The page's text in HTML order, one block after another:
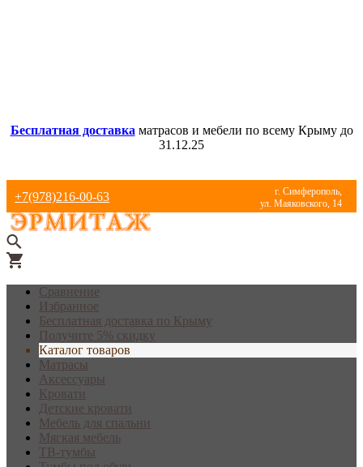
Бесплатная доставка матрасов и мебели по всему Крыму до
31.12.25
+7(978)216-00-63
г. Симферополь,
ул. Маяковского, 14
Сравнение
Избранное
Бесплатная доставка по Крыму
Получите 5% скидку
Каталог товаров
Матрасы
Аксессуары
Кровати
Детские кровати
Мебель для спальни
Мягкая мебель
ТВ-тумбы